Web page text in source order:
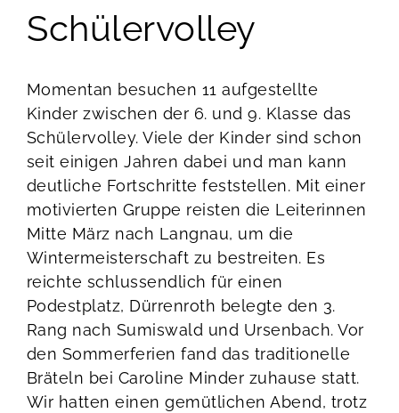
Schülervolley
Momentan besuchen 11 aufgestellte
Kinder zwischen der 6. und 9. Klasse das
Schülervolley. Viele der Kinder sind schon
seit einigen Jahren dabei und man kann
deutliche Fortschritte feststellen. Mit einer
motivierten Gruppe reisten die Leiterinnen
Mitte März nach Langnau, um die
Wintermeisterschaft zu bestreiten. Es
reichte schlussendlich für einen
Podestplatz, Dürrenroth belegte den 3.
Rang nach Sumiswald und Ursenbach. Vor
den Sommerferien fand das traditionelle
Bräteln bei Caroline Minder zuhause statt.
Wir hatten einen gemütlichen Abend, trotz